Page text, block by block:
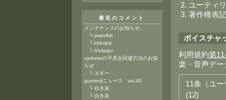
ユーティ
著作権表
ボイスチャ
利用規約第
楽・音声デ
11条（ユ
(12)
最近のコメント
メンテナンスのお知らせ。
└ pwrnfbb
└ kfdmjnk
└ hhdplpv
updaterの不具合回避方法のお知
らせ
└ エギー
gumonjiニュース vol.40
└ 白き灰
└ 白き灰